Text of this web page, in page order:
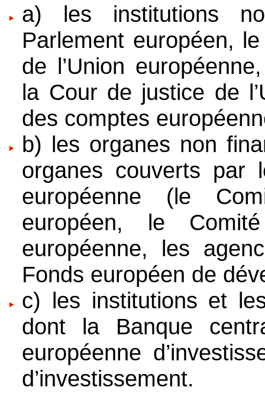
a) les institutions
Parlement européen,
de l’Union
la Cour de justice de
des comptes
b) les organes non
organes couverts par
européenne (le
européen, le
européenne, les
Fonds européen de
c) les institutions et
dont la Banque
européenne
d’investissement.